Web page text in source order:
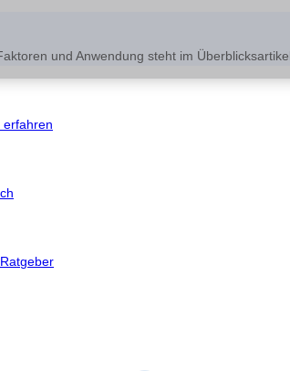
und Anwendung steht im Überblicksartikel
erfahren